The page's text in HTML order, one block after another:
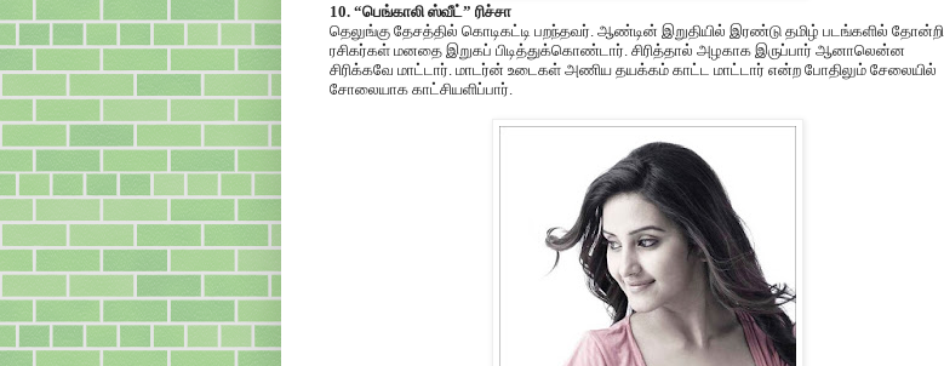
10. “பெங்காலி ஸ்வீட்” ரிச்சா
தெலுங்கு தேசத்தில் கொடிகட்டி பறந்தவர். ஆண்டின் இறுதியில் இரண்டு தமிழ் படங்களில் தோன்றி
ரசிகர்கள் மனதை இறுகப் பிடித்துக்கொண்டார். சிரித்தால் அழகாக இருப்பார் ஆனாலென்ன
சிரிக்கவே மாட்டார். மாடர்ன் உடைகள் அணிய தயக்கம் காட்ட மாட்டார் என்ற போதிலும் சேலையில்
சோலையாக காட்சியளிப்பார்.